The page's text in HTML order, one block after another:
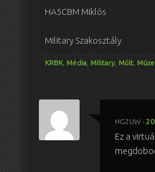
HA5CBM Miklós
Military Szakosztály
KRBK, Média Military Múlt
HG2UW-
Ez a